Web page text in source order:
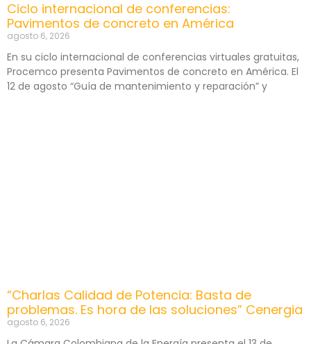
Ciclo internacional de conferencias:
Pavimentos de concreto en América
agosto 6, 2026
En su ciclo internacional de conferencias virtuales gratuitas,
Procemco presenta Pavimentos de concreto en América. El
12 de agosto “Guía de mantenimiento y reparación” y
“Charlas Calidad de Potencia: Basta de
problemas. Es hora de las soluciones” Cenergia
agosto 6, 2026